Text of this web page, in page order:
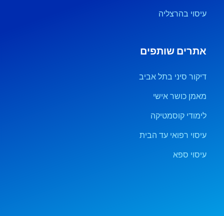
עיסוי בהרצליה
אתרים שותפים
דיקור סיני בתל אביב
מאמן כושר אישי
לימודי קוסמטיקה
עיסוי רפואי עד הבית
עיסוי ספא